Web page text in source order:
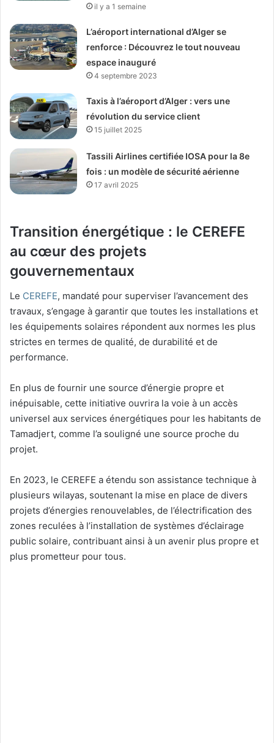
il y a 1 semaine
L’aéroport international d’Alger se
renforce : Découvrez le tout nouveau
espace inauguré
4 septembre 2023
Taxis à l’aéroport d’Alger : vers une
révolution du service client
15 juillet 2025
Tassili Airlines certifiée IOSA pour la 8e
fois : un modèle de sécurité aérienne
17 avril 2025
Transition énergétique : le CEREFE
au cœur des projets
gouvernementaux
Le CEREFE, mandaté pour superviser l’avancement des
travaux, s’engage à garantir que toutes les installations et
les équipements solaires répondent aux normes les plus
strictes en termes de qualité, de durabilité et de
performance.
En plus de fournir une source d’énergie propre et
inépuisable, cette initiative ouvrira la voie à un accès
universel aux services énergétiques pour les habitants de
Tamadjert, comme l’a souligné une source proche du
projet.
En 2023, le CEREFE a étendu son assistance technique à
plusieurs wilayas, soutenant la mise en place de divers
projets d’énergies renouvelables, de l’électrification des
zones reculées à l’installation de systèmes d’éclairage
public solaire, contribuant ainsi à un avenir plus propre et
plus prometteur pour tous.